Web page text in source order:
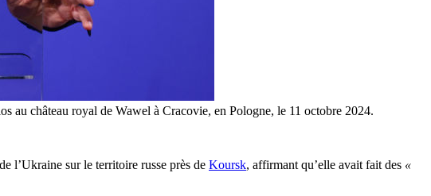
au château royal de Wawel à Cracovie, en Pologne, le 11 octobre 2024.
l’Ukraine sur le territoire russe près de Koursk, affirmant qu’elle avait fait des «